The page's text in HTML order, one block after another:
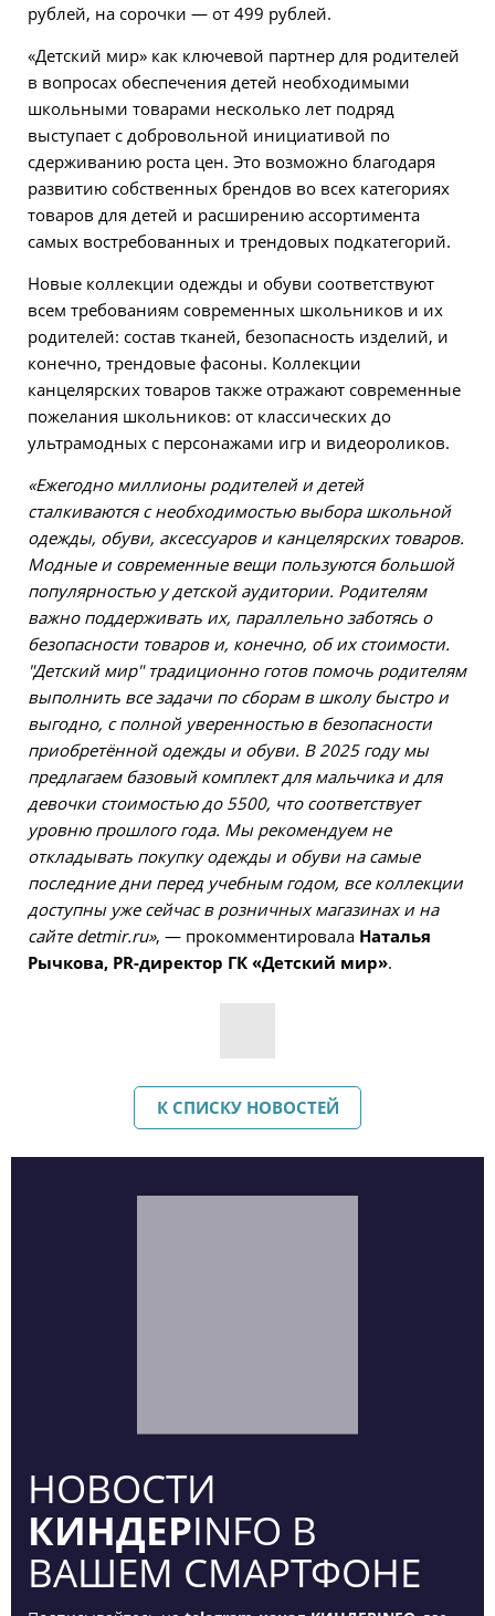
рублей, на сорочки — от 499 рублей.
«Детский мир» как ключевой партнер для родителей
в вопросах обеспечения детей необходимыми
школьными товарами несколько лет подряд
выступает с добровольной инициативой по
сдерживанию роста цен. Это возможно благодаря
развитию собственных брендов во всех категориях
товаров для детей и расширению ассортимента
самых востребованных и трендовых подкатегорий.
Новые коллекции одежды и обуви соответствуют
всем требованиям современных школьников и их
родителей: состав тканей, безопасность изделий, и
конечно, трендовые фасоны. Коллекции
канцелярских товаров также отражают современные
пожелания школьников: от классических до
ультрамодных с персонажами игр и видеороликов.
«Ежегодно миллионы родителей и детей
сталкиваются с необходимостью выбора школьной
одежды, обуви, аксессуаров и канцелярских товаров.
Модные и современные вещи пользуются большой
популярностью у детской аудитории. Родителям
важно поддерживать их, параллельно заботясь о
безопасности товаров и, конечно, об их стоимости.
"Детский мир" традиционно готов помочь родителям
выполнить все задачи по сборам в школу быстро и
выгодно, с полной уверенностью в безопасности
приобретённой одежды и обуви. В 2025 году мы
предлагаем базовый комплект для мальчика и для
девочки стоимостью до 5500, что соответствует
уровню прошлого года. Мы рекомендуем не
откладывать покупку одежды и обуви на самые
последние дни перед учебным годом, все коллекции
доступны уже сейчас в розничных магазинах и на
сайте detmir.ru», — прокомментировала Наталья
Рычкова, PR-директор ГК «Детский мир».
К СПИСКУ НОВОСТЕЙ
НОВОСТИ
КИНДЕРINFO В
ВАШЕМ СМАРТФОНЕ